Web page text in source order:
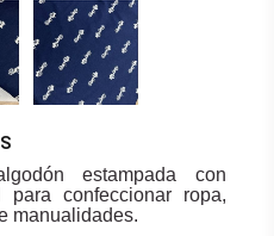
estampada con
para confeccionar ropa,
manualidades.